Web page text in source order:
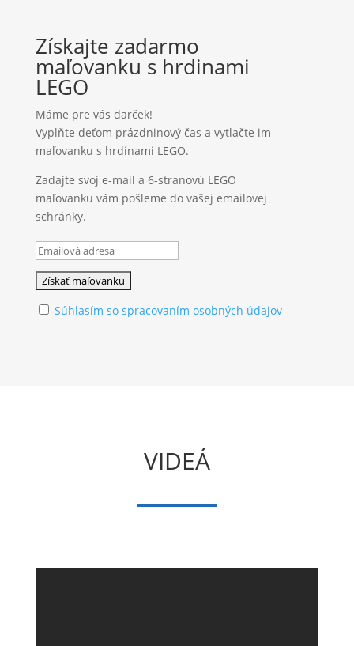
Získajte zadarmo
maľovanku s hrdinami
LEGO
Máme pre vás darček!
Vyplňte deťom prázdninový čas a vytlačte im
maľovanku s hrdinami LEGO.
Zadajte svoj e-mail a 6-stranovú LEGO
maľovanku vám pošleme do vašej emailovej
schránky.
Súhlasím so spracovaním osobných údajov
VIDEÁ